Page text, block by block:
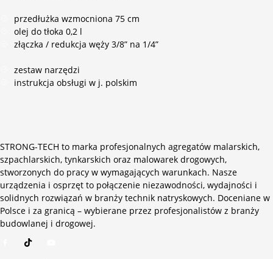
przedłużka wzmocniona 75 cm
olej do tłoka 0,2 l
złączka / redukcja węży 3/8” na 1/4”
zestaw narzędzi
instrukcja obsługi w j. polskim
STRONG-TECH to marka profesjonalnych agregatów malarskich,
szpachlarskich, tynkarskich oraz malowarek drogowych,
stworzonych do pracy w wymagających warunkach. Nasze
urządzenia i osprzęt to połączenie niezawodności, wydajności i
solidnych rozwiązań w branży technik natryskowych. Doceniane w
Polsce i za granicą – wybierane przez profesjonalistów z branży
budowlanej i drogowej.